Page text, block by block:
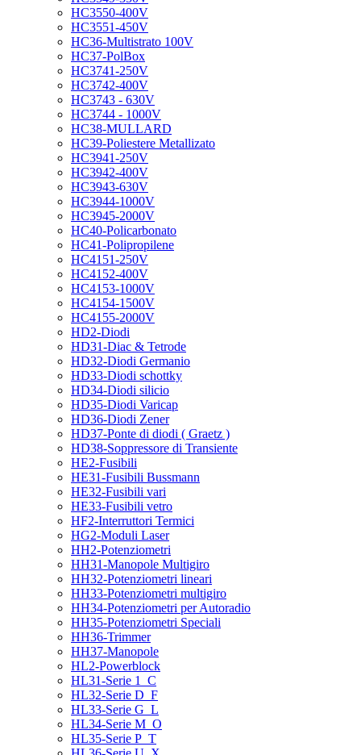
HC3550-400V
HC3551-450V
HC36-Multistrato 100V
HC37-PolBox
HC3741-250V
HC3742-400V
HC3743 - 630V
HC3744 - 1000V
HC38-MULLARD
HC39-Poliestere Metallizato
HC3941-250V
HC3942-400V
HC3943-630V
HC3944-1000V
HC3945-2000V
HC40-Policarbonato
HC41-Polipropilene
HC4151-250V
HC4152-400V
HC4153-1000V
HC4154-1500V
HC4155-2000V
HD2-Diodi
HD31-Diac & Tetrode
HD32-Diodi Germanio
HD33-Diodi schottky
HD34-Diodi silicio
HD35-Diodi Varicap
HD36-Diodi Zener
HD37-Ponte di diodi ( Graetz )
HD38-Soppressore di Transiente
HE2-Fusibili
HE31-Fusibili Bussmann
HE32-Fusibili vari
HE33-Fusibili vetro
HF2-Interruttori Termici
HG2-Moduli Laser
HH2-Potenziometri
HH31-Manopole Multigiro
HH32-Potenziometri lineari
HH33-Potenziometri multigiro
HH34-Potenziometri per Autoradio
HH35-Potenziometri Speciali
HH36-Trimmer
HH37-Manopole
HL2-Powerblock
HL31-Serie 1_C
HL32-Serie D_F
HL33-Serie G_L
HL34-Serie M_O
HL35-Serie P_T